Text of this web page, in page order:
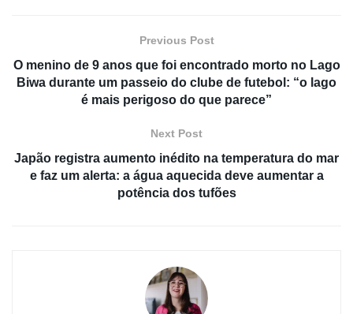
Previous Post
O menino de 9 anos que foi encontrado morto no Lago
Biwa durante um passeio do clube de futebol: “o lago
é mais perigoso do que parece”
Next Post
Japão registra aumento inédito na temperatura do mar
e faz um alerta: a água aquecida deve aumentar a
potência dos tufões